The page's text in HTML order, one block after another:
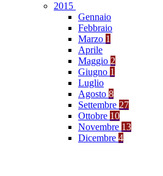
2015
Gennaio
Febbraio
Marzo 1
Aprile
Maggio 2
Giugno 1
Luglio
Agosto 8
Settembre 27
Ottobre 10
Novembre 13
Dicembre 4